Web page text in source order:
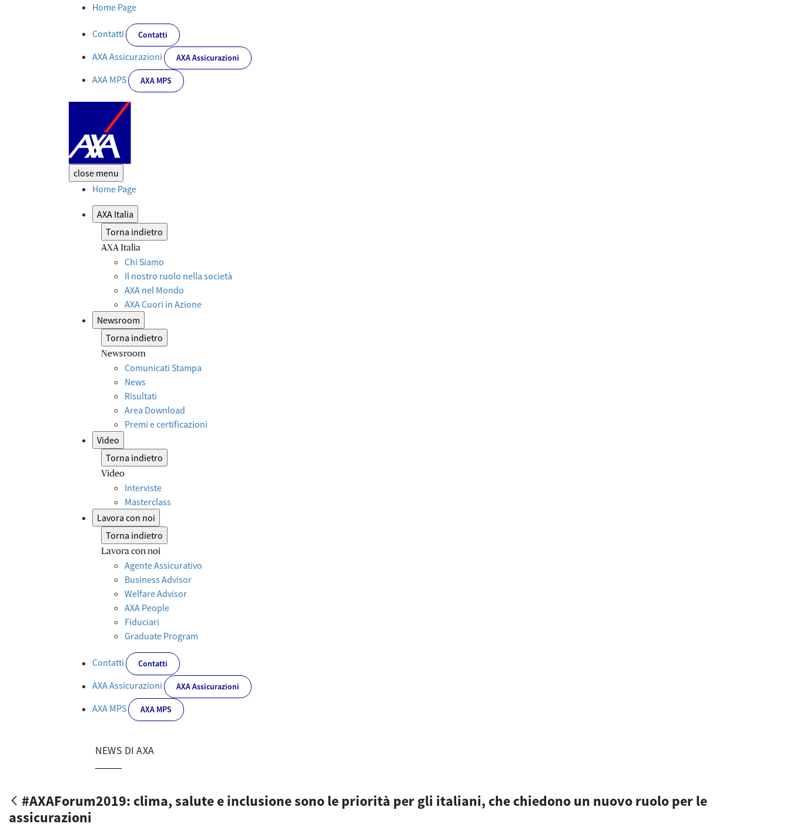
#AXAForum2019: clima, salute e inclusione sono le priorità per gli italiani, che chiedono un nuovo ruolo per le assicurazioni - Corporate
Home Page
Contatti Contatti
AXA Assicurazioni AXA Assicurazioni
AXA MPS AXA MPS
close menu
Home Page
AXA Italia
Torna indietro
AXA Italia
Chi Siamo
Il nostro ruolo nella società
AXA nel Mondo
AXA Cuori in Azione
Newsroom
Torna indietro
Newsroom
Comunicati Stampa
News
Risultati
Area Download
Premi e certificazioni
Video
Torna indietro
Video
Interviste
Masterclass
Lavora con noi
Torna indietro
Lavora con noi
Agente Assicurativo
Business Advisor
Welfare Advisor
AXA People
Fiduciari
Graduate Program
Contatti Contatti
AXA Assicurazioni AXA Assicurazioni
AXA MPS AXA MPS
NEWS DI AXA
#AXAForum2019: clima, salute e inclusione sono le priorità per gli italiani, che chiedono un nuovo ruolo per le
assicurazioni